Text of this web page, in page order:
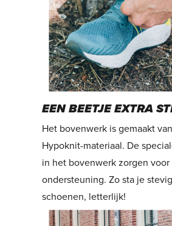
EEN BEETJE EXTRA
Het bovenwerk is gemaakt
Hypoknit-materiaal. De
in het bovenwerk zorgen voor
ondersteuning. Zo sta je
schoenen, letterlijk!